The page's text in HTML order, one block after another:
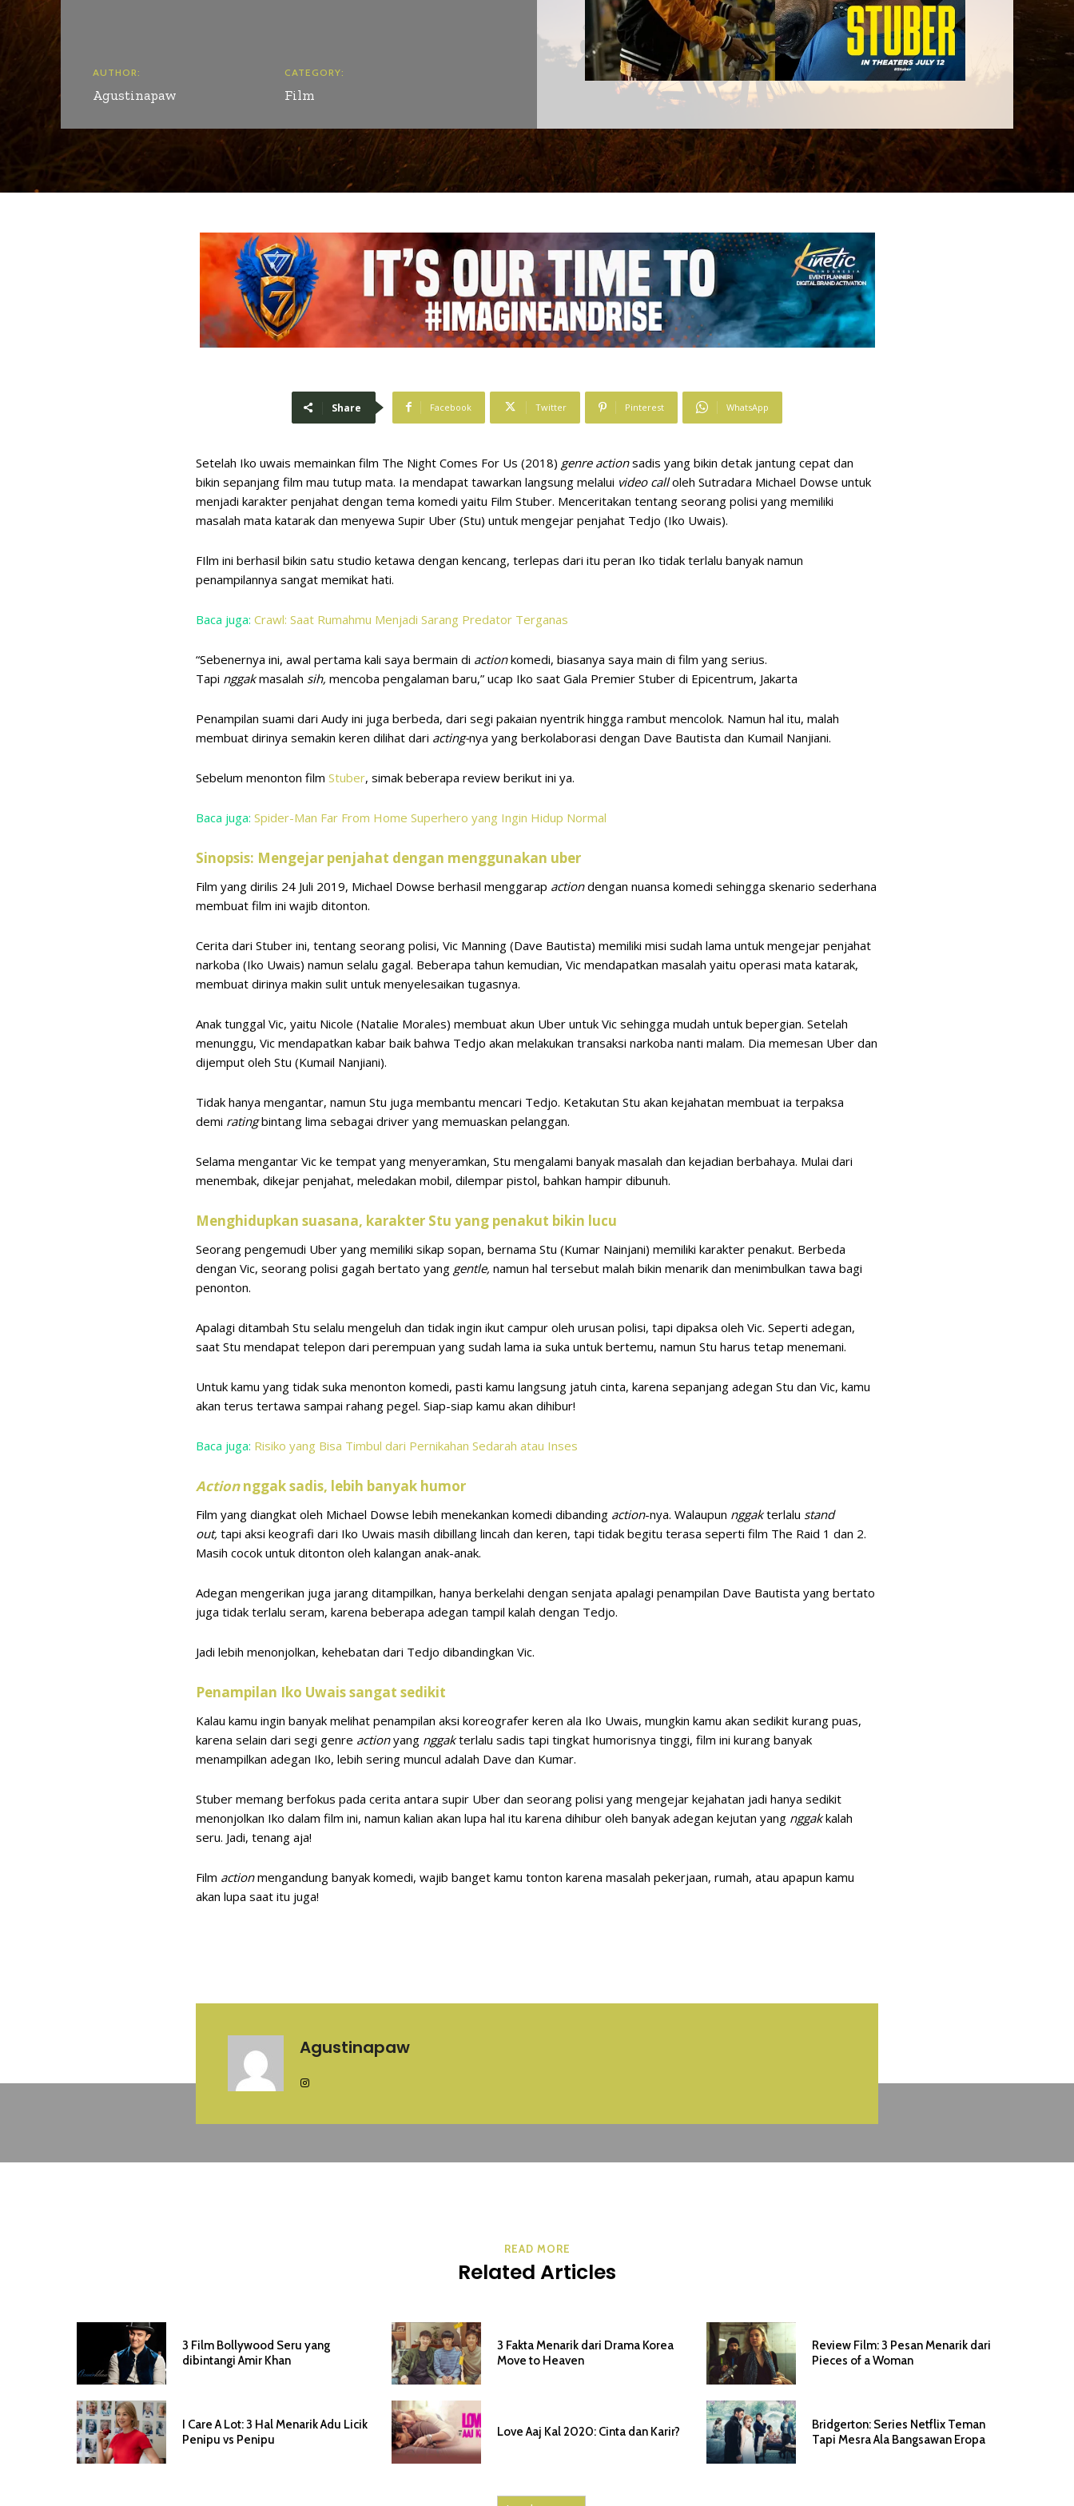
AUTHOR:
Agustinapaw
CATEGORY:
Film
Share Facebook Twitter Pinterest WhatsApp
Setelah Iko uwais memainkan film The Night Comes For Us (2018) genre actionsadis yang bikin detak jantung cepat dan
bikin sepanjang film mau tutup mata. Ia mendapat tawarkan langsung melalui video calloleh Sutradara Michael Dowse untuk
menjadi karakter penjahat dengan tema komedi yaitu Film Stuber. Menceritakan tentang seorang polisi yang memiliki
masalah mata katarak dan menyewa Supir Uber (Stu) untuk mengejar penjahat Tedjo (Iko Uwais).
FIlm ini berhasil bikin satu studio ketawa dengan kencang, terlepas dari itu peran Iko tidak terlalu banyak namun
penampilannya sangat memikat hati.
Baca juga: Crawl: Saat Rumahmu Menjadi Sarang Predator Terganas
“Sebenernya ini, awal pertama kali saya bermain di actionkomedi, biasanya saya main di film yang serius.
Tapi nggakmasalah sih, mencoba pengalaman baru,” ucap Iko saat Gala Premier Stuber di Epicentrum, Jakarta
Penampilan suami dari Audy ini juga berbeda, dari segi pakaian nyentrik hingga rambut mencolok. Namun hal itu, malah
membuat dirinya semakin keren dilihat dari acting-nya yang berkolaborasi dengan Dave Bautista dan Kumail Nanjiani.
Sebelum menonton film Stuber, simak beberapa review berikut ini ya.
Baca juga: Spider-Man Far From Home Superhero yang Ingin Hidup Normal
Sinopsis: Mengejar penjahat dengan menggunakan uber
Film yang dirilis 24 Juli 2019, Michael Dowse berhasil menggarap actiondengan nuansa komedi sehingga skenario sederhana
membuat film ini wajib ditonton.
Cerita dari Stuber ini, tentang seorang polisi, Vic Manning (Dave Bautista) memiliki misi sudah lama untuk mengejar penjahat
narkoba (Iko Uwais) namun selalu gagal. Beberapa tahun kemudian, Vic mendapatkan masalah yaitu operasi mata katarak,
membuat dirinya makin sulit untuk menyelesaikan tugasnya.
Anak tunggal Vic, yaitu Nicole (Natalie Morales) membuat akun Uber untuk Vic sehingga mudah untuk bepergian. Setelah
menunggu, Vic mendapatkan kabar baik bahwa Tedjo akan melakukan transaksi narkoba nanti malam. Dia memesan Uber dan
dijemput oleh Stu (Kumail Nanjiani).
Tidak hanya mengantar, namun Stu juga membantu mencari Tedjo. Ketakutan Stu akan kejahatan membuat ia terpaksa
demi ratingbintang lima sebagai driver yang memuaskan pelanggan.
Selama mengantar Vic ke tempat yang menyeramkan, Stu mengalami banyak masalah dan kejadian berbahaya. Mulai dari
menembak, dikejar penjahat, meledakan mobil, dilempar pistol, bahkan hampir dibunuh.
Menghidupkan suasana, karakter Stu yang penakut bikin lucu
Seorang pengemudi Uber yang memiliki sikap sopan, bernama Stu (Kumar Nainjani) memiliki karakter penakut. Berbeda
dengan Vic, seorang polisi gagah bertato yang gentle, namun hal tersebut malah bikin menarik dan menimbulkan tawa bagi
penonton.
Apalagi ditambah Stu selalu mengeluh dan tidak ingin ikut campur oleh urusan polisi, tapi dipaksa oleh Vic. Seperti adegan,
saat Stu mendapat telepon dari perempuan yang sudah lama ia suka untuk bertemu, namun Stu harus tetap menemani.
Untuk kamu yang tidak suka menonton komedi, pasti kamu langsung jatuh cinta, karena sepanjang adegan Stu dan Vic, kamu
akan terus tertawa sampai rahang pegel. Siap-siap kamu akan dihibur!
Baca juga: Risiko yang Bisa Timbul dari Pernikahan Sedarah atau Inses
Actionnggak sadis, lebih banyak humor
Film yang diangkat oleh Michael Dowse lebih menekankan komedi dibanding action-nya. Walaupun nggakterlalu stand
out, tapi aksi keografi dari Iko Uwais masih dibillang lincah dan keren, tapi tidak begitu terasa seperti film The Raid 1 dan 2.
Masih cocok untuk ditonton oleh kalangan anak-anak.
Adegan mengerikan juga jarang ditampilkan, hanya berkelahi dengan senjata apalagi penampilan Dave Bautista yang bertato
juga tidak terlalu seram, karena beberapa adegan tampil kalah dengan Tedjo.
Jadi lebih menonjolkan, kehebatan dari Tedjo dibandingkan Vic.
Penampilan Iko Uwais sangat sedikit
Kalau kamu ingin banyak melihat penampilan aksi koreografer keren ala Iko Uwais, mungkin kamu akan sedikit kurang puas,
karena selain dari segi genre actionyang nggakterlalu sadis tapi tingkat humorisnya tinggi, film ini kurang banyak
menampilkan adegan Iko, lebih sering muncul adalah Dave dan Kumar.
Stuber memang berfokus pada cerita antara supir Uber dan seorang polisi yang mengejar kejahatan jadi hanya sedikit
menonjolkan Iko dalam film ini, namun kalian akan lupa hal itu karena dihibur oleh banyak adegan kejutan yang nggakkalah
seru. Jadi, tenang aja!
Film actionmengandung banyak komedi, wajib banget kamu tonton karena masalah pekerjaan, rumah, atau apapun kamu
akan lupa saat itu juga!
Agustinapaw
READ MORE
Related Articles
3 Film Bollywood Seru yang
dibintangi Amir Khan
3 Fakta Menarik dari Drama Korea
Move to Heaven
Review Film: 3 Pesan Menarik dari
Pieces of a Woman
I Care A Lot: 3 Hal Menarik Adu Licik
Penipu vs Penipu
Love Aaj Kal 2020: Cinta dan Karir?
Bridgerton: Series Netflix Teman
Tapi Mesra Ala Bangsawan Eropa